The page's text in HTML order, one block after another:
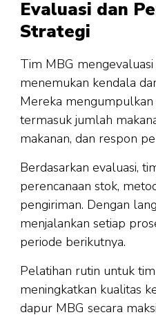
Evaluasi dan
Strategi
Tim MBG
menemukan kendala
Mereka mengumpulkan
termasuk jumlah
makanan, dan respon
Berdasarkan evaluasi,
perencanaan stok,
pengiriman. Dengan
menjalankan setiap
periode berikutnya.
Pelatihan rutin untuk
meningkatkan kualitas
dapur MBG secara